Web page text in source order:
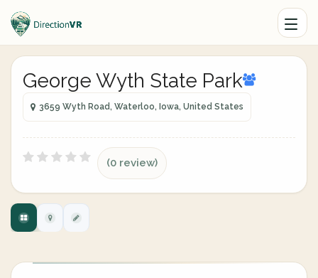
George Wyth State Park
3659 Wyth Road, Waterloo, Iowa, United States
(0 review)